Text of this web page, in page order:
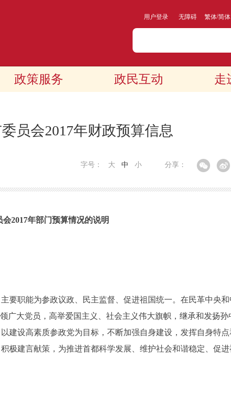
用户登录 无障碍 繁体/简体
政策服务 政民互动 走
员会2017年财政预算信息
分享：
字号： 大 中 小
2017年部门预算情况的说明
职能为参政议政、民主监督、促进祖国统一。在民革中央和
广大党员，高举爱国主义、社会主义伟大旗帜，继承和发扬孙
建设高素质参政党为目标，不断加强自身建设，发挥自身特
极建言献策，为推进首都科学发展、维护社会和谐稳定、促进